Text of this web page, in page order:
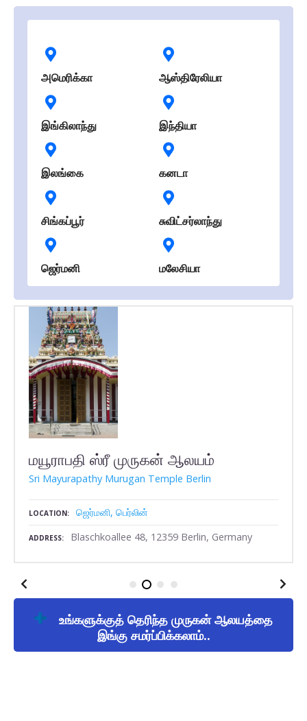
அமெரிக்கா ஆஸ்திரேலியா
இங்கிலாந்து இந்தியா
இலங்கை கனடா
சிங்கப்பூர் சுவிட்சர்லாந்து
ஜெர்மனி மலேசியா
மயூராபதி ஸ்ரீ முருகன் ஆலயம்
Sri Mayurapathy Murugan Temple Berlin
LOCATION ஜெர்மனி பெர்லின்
ADDRESS Blaschkoallee 48, 12359 Berlin, Germany
உங்களுக்குத் தெரிந்த முருகன் ஆலயத்தை
இங்கு சமர்ப்பிக்கலாம்..